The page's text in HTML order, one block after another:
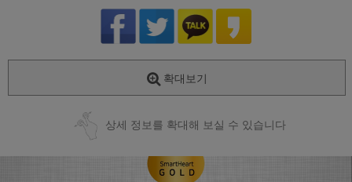
확대보기
상세 정보를 확대해 보실 수 있습니다